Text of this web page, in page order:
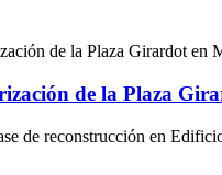
de la Plaza